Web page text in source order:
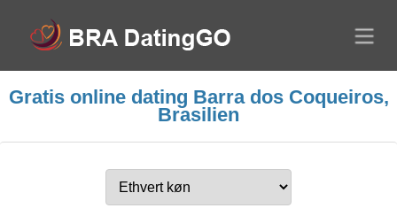
Gratis online dating Barra dos Coqueiros,
Brasilien